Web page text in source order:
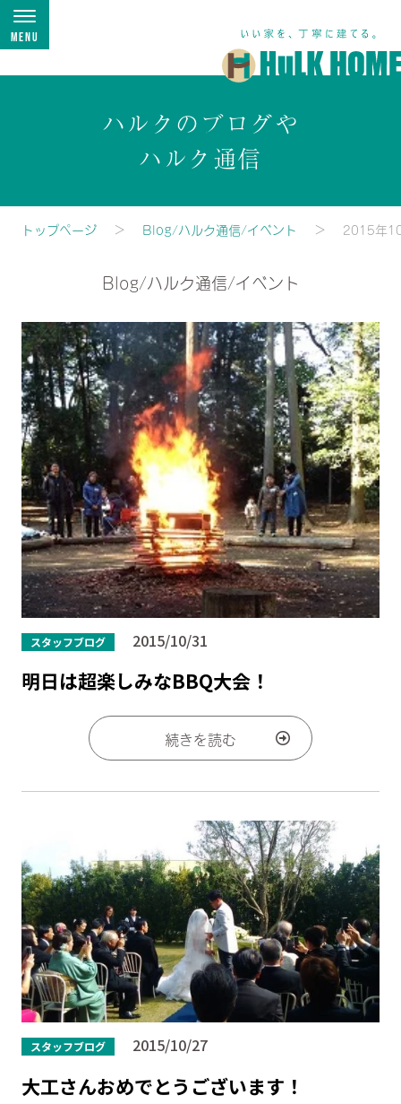
Menu
ハルクのブログや
ハルク通信
トップページ Blog/ハルク通信/イベント 2015年
Blog/ハルク通信/イベント
スタッフブログ 2015/10/31
明日は超楽しみなBBQ大会！
続きを読む
スタッフブログ 2015/10/27
大工さんおめでとうございます！